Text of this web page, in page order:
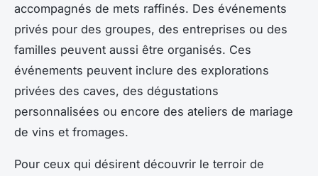
accompagnés de mets raffinés. Des événements
privés pour des groupes, des entreprises ou des
familles peuvent aussi être organisés. Ces
événements peuvent inclure des explorations
privées des caves, des dégustations
personnalisées ou encore des ateliers de mariage
de vins et fromages.
Pour ceux qui désirent découvrir le terroir de